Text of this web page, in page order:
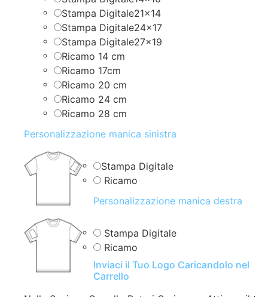
Stampa Digitale21x14
Stampa Digitale24x17
Stampa Digitale27x19
Ricamo 14 cm
Ricamo 17cm
Ricamo 20 cm
Ricamo 24 cm
Ricamo 28 cm
Personalizzazione manica sinistra
Stampa Digitale
Ricamo
Personalizzazione manica destra
Stampa Digitale
Ricamo
Inviaci il Tuo Logo Caricandolo nel
Carrello